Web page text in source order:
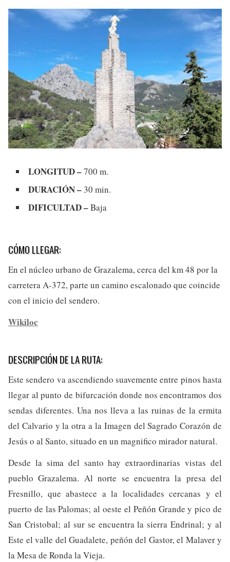
LONGITUD –700 m.
DURACIÓN – 30 min.
DIFICULTAD –Baja
CÓMO LLEGAR:
En el núcleo urbano de Grazalema, cerca del km 48 por la
carretera A-372, parte un camino escalonado que coincide
con el inicio del sendero.
Wikiloc
DESCRIPCIÓN DE LA RUTA:
Este sendero va ascendiendo suavemente entre pinos hasta
llegar al punto de bifurcación donde nos encontramos dos
sendas diferentes. Una nos lleva a las ruinas de la ermita
del Calvario y la otra a la Imagen del Sagrado Corazón de
Jesús o al Santo, situado en un magnifico mirador natural.
Desde la sima del santo hay extraordinarias vistas del
pueblo Grazalema. Al norte se encuentra la presa del
Fresnillo, que abastece a la localidades cercanas y el
puerto de las Palomas; al oeste el Peñón Grande y pico de
San Cristobal; al sur se encuentra la sierra Endrinal; y al
Este el valle del Guadalete, peñón del Gastor, el Malaver y
la Mesa de Ronda la Vieja.